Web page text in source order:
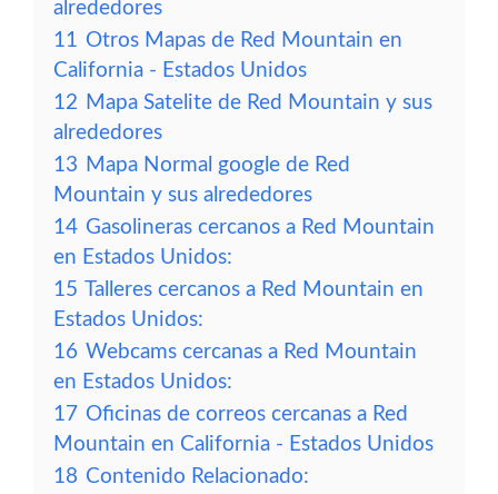
alrededores
11 Otros Mapas de Red Mountain en
California - Estados Unidos
12 Mapa Satelite de Red Mountain y sus
alrededores
13 Mapa Normal google de Red
Mountain y sus alrededores
14 Gasolineras cercanos a Red Mountain
en Estados Unidos:
15 Talleres cercanos a Red Mountain en
Estados Unidos:
16 Webcams cercanas a Red Mountain
en Estados Unidos:
17 Oficinas de correos cercanas a Red
Mountain en California - Estados Unidos
18 Contenido Relacionado: